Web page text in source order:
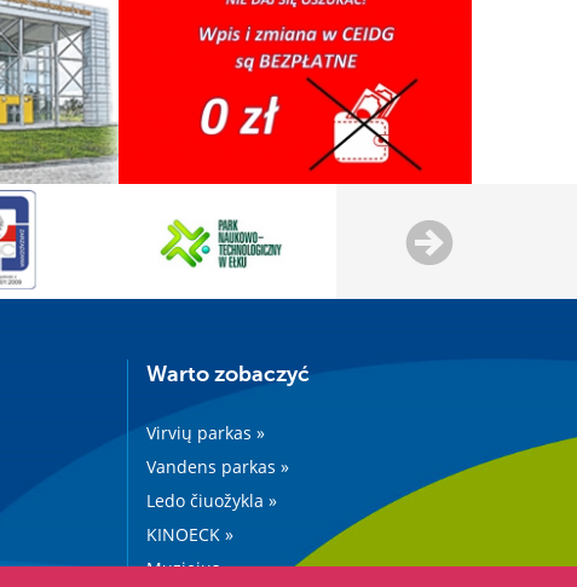
Warto zobaczyć
Virvių parkas »
Vandens parkas »
Ledo čiuožykla »
KINOECK »
Muziejus »